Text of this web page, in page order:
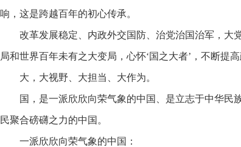
响，这是跨越百年的初心传承。
改革发展稳定、内政外交国防、治党治国治军，大
局和世界百年未有之大变局，心怀‘国之大者’，不断提
大，大视野、大担当、大作为。
国，是一派欣欣向荣气象的中国、是立志于中华民
民聚合磅礴之力的中国。
一派欣欣向荣气象的中国：